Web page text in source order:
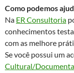
Como podemos
Na ER Consultoria
conhecimentos
com as melhore
Se você possui um
Cultural/